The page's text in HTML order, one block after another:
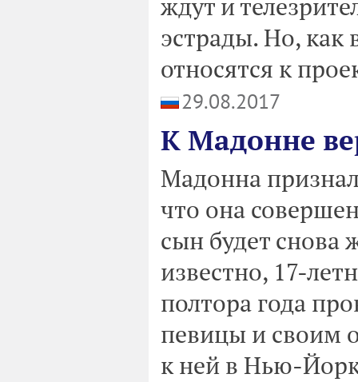
эстрады. Но, как
относятся к
29.08.2017
К Мадонне
Мадонна
что она
сын будет снова
известно, 17-
полтора года
певицы и своим
к ней в Нью-